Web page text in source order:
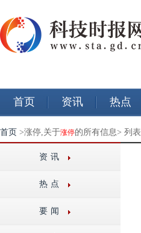
首页 资讯 热点
首页 >涨停,关于涨停的所有信息> 列表
资讯
热点
要闻